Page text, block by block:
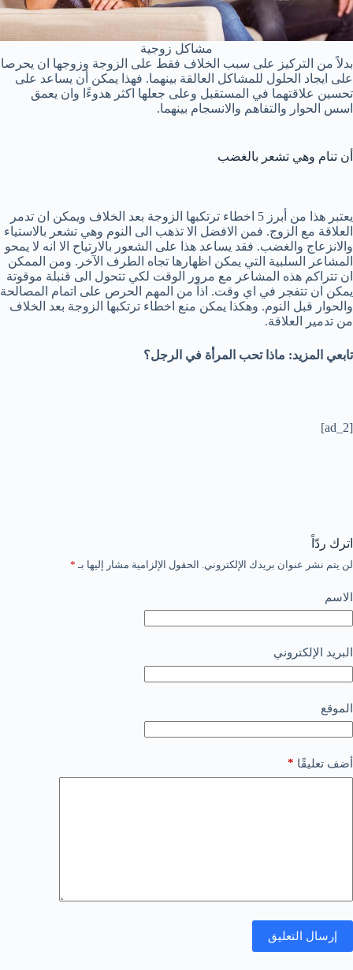
مشاكل زوجية
بدلاً من التركيز على سبب الخلاف فقط على الزوجة وزوجها ان يحرصا
على ايجاد الحلول للمشاكل العالقة بينهما. فهذا يمكن أن يساعد على
تحسين علاقتهما في المستقبل وعلى جعلها اكثر هدوءًا وان يعمق
اسس الحوار والتفاهم والانسجام بينهما.
أن تنام وهي تشعر بالغضب
يعتبر هذا من أبرز 5 اخطاء ترتكبها الزوجة بعد الخلاف ويمكن ان تدمر
العلاقة مع الزوج. فمن الافضل الا تذهب الى النوم وهي تشعر بالاستياء
والانزعاج والغضب. فقد يساعد هذا على الشعور بالارتياح الا انه لا يمحو
المشاعر السلبية التي يمكن اظهارها تجاه الطرف الآخر. ومن الممكن
ان تتراكم هذه المشاعر مع مرور الوقت لكي تتحول الى قنبلة موقوتة
يمكن ان تتفجر في اي وقت. اذاً من المهم الحرص على اتمام المصالحة
والحوار قبل النوم. وهكذا يمكن منع اخطاء ترتكبها الزوجة بعد الخلاف
من تدمير العلاقة.
تابعي المزيد: ماذا تحب المرأة في الرجل؟
[ad_2]
اترك ردّاً
لن يتم نشر عنوان بريدك الإلكتروني. الحقول الإلزامية مشار إليها بـ *
الاسم
البريد الإلكتروني
الموقع
أضف تعليقًا *
إرسال التعليق